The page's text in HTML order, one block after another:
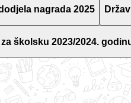
nagrada 2025
školsku 2023/2024.